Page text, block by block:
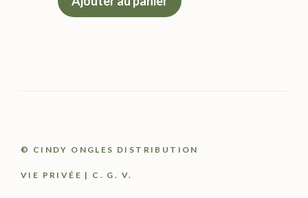
actuel
© CINDY ONGLES DISTRIBUTION
VIE PRIVÉE | C. G. V.